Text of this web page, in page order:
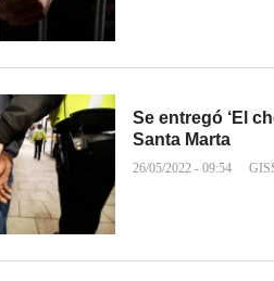
Se entregó ‘El
Santa Marta
26/05/2022 - 09:54